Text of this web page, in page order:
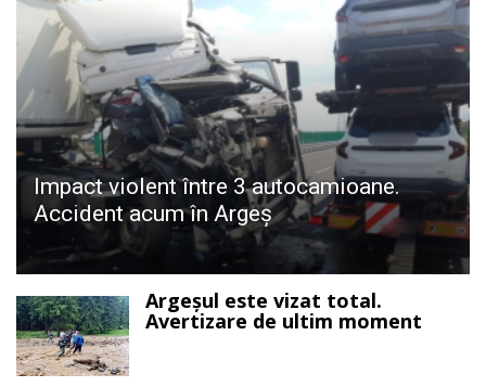
Impact violent între 3 autocamioane.
Accident acum în Argeș
Argeșul este vizat total.
Avertizare de ultim moment